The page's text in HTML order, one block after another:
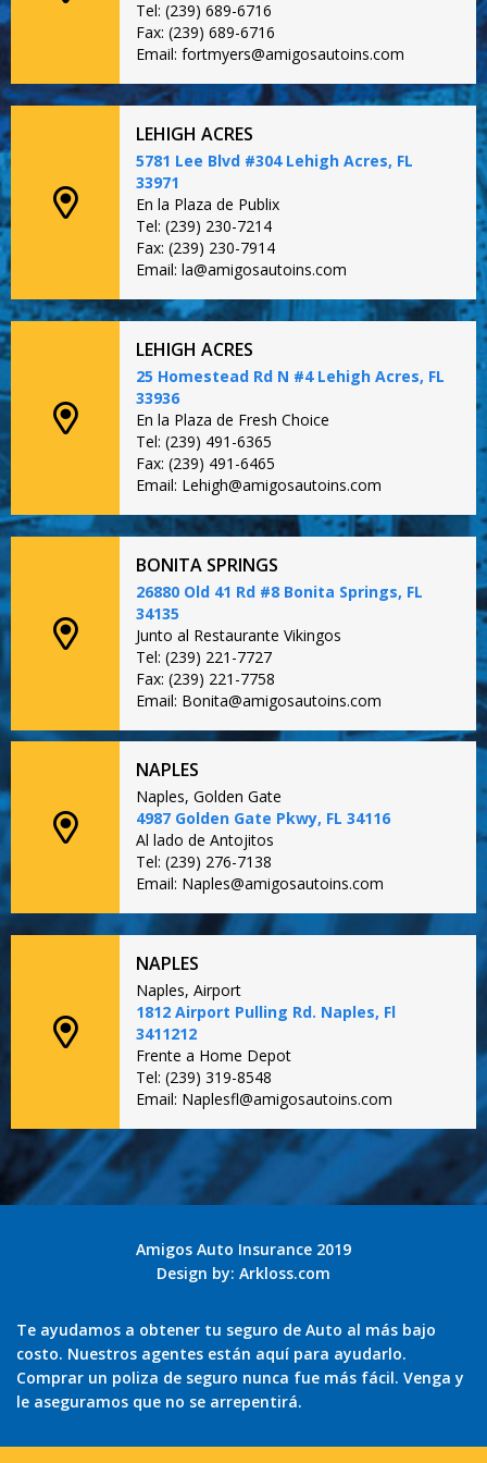
Tel: (239) 689-6716
Fax: (239) 689-6716
Email: fortmyers@amigosautoins.com
LEHIGH ACRES
5781 Lee Blvd #304 Lehigh Acres, FL
33971
En la Plaza de Publix
Tel: (239) 230-7214
Fax: (239) 230-7914
Email: la@amigosautoins.com
LEHIGH ACRES
25 Homestead Rd N #4 Lehigh Acres, FL
33936
En la Plaza de Fresh Choice
Tel: (239) 491-6365
Fax: (239) 491-6465
Email: Lehigh@amigosautoins.com
BONITA SPRINGS
26880 Old 41 Rd #8 Bonita Springs, FL
34135
Junto al Restaurante Vikingos
Tel: (239) 221-7727
Fax: (239) 221-7758
Email: Bonita@amigosautoins.com
NAPLES
Naples, Golden Gate
4987 Golden Gate Pkwy, FL 34116
Al lado de Antojitos
Tel: (239) 276-7138
Email: Naples@amigosautoins.com
NAPLES
Naples, Airport
1812 Airport Pulling Rd. Naples, Fl
3411212
Frente a Home Depot
Tel: (239) 319-8548
Email: Naplesfl@amigosautoins.com
Amigos Auto Insurance 2019
Design by: Arkloss.com
Te ayudamos a obtener tu seguro de Auto al más bajo
costo. Nuestros agentes están aquí para ayudarlo.
Comprar un poliza de seguro nunca fue más fácil. Venga y
le aseguramos que no se arrepentirá.